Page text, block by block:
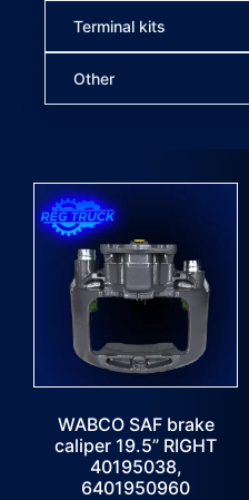
Terminal kits
Other
WABCO SAF brake
caliper 19.5” RIGHT
40195038,
6401950960